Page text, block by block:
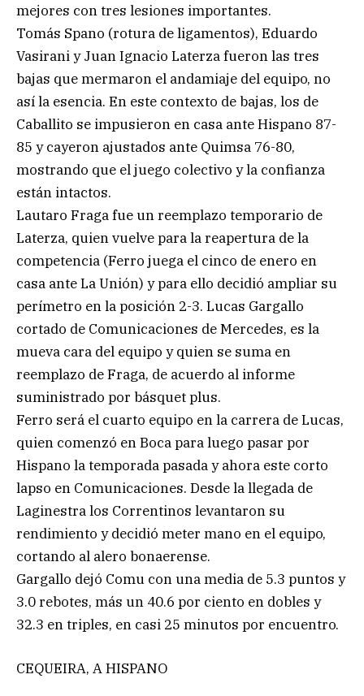
mejores con tres lesiones importantes.
Tomás Spano (rotura de ligamentos), Eduardo
Vasirani y Juan Ignacio Laterza fueron las tres
bajas que mermaron el andamiaje del equipo, no
así la esencia. En este contexto de bajas, los de
Caballito se impusieron en casa ante Hispano 87-
85 y cayeron ajustados ante Quimsa 76-80,
mostrando que el juego colectivo y la confianza
están intactos.
Lautaro Fraga fue un reemplazo temporario de
Laterza, quien vuelve para la reapertura de la
competencia (Ferro juega el cinco de enero en
casa ante La Unión) y para ello decidió ampliar su
perímetro en la posición 2-3. Lucas Gargallo
cortado de Comunicaciones de Mercedes, es la
mueva cara del equipo y quien se suma en
reemplazo de Fraga, de acuerdo al informe
suministrado por básquet plus.
Ferro será el cuarto equipo en la carrera de Lucas,
quien comenzó en Boca para luego pasar por
Hispano la temporada pasada y ahora este corto
lapso en Comunicaciones. Desde la llegada de
Laginestra los Correntinos levantaron su
rendimiento y decidió meter mano en el equipo,
cortando al alero bonaerense.
Gargallo dejó Comu con una media de 5.3 puntos y
3.0 rebotes, más un 40.6 por ciento en dobles y
32.3 en triples, en casi 25 minutos por encuentro.
CEQUEIRA, A HISPANO